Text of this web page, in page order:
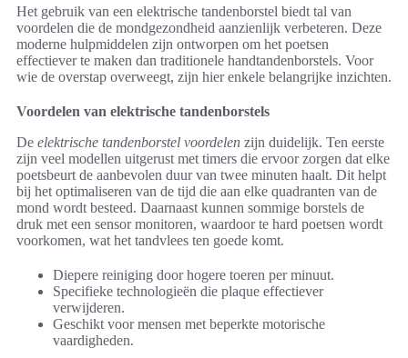
Het gebruik van een elektrische tandenborstel biedt tal van
voordelen die de mondgezondheid aanzienlijk verbeteren. Deze
moderne hulpmiddelen zijn ontworpen om het poetsen
effectiever te maken dan traditionele handtandenborstels. Voor
wie de overstap overweegt, zijn hier enkele belangrijke inzichten.
Voordelen van elektrische tandenborstels
De elektrische tandenborstel voordelen zijn duidelijk. Ten eerste
zijn veel modellen uitgerust met timers die ervoor zorgen dat elke
poetsbeurt de aanbevolen duur van twee minuten haalt. Dit helpt
bij het optimaliseren van de tijd die aan elke quadranten van de
mond wordt besteed. Daarnaast kunnen sommige borstels de
druk met een sensor monitoren, waardoor te hard poetsen wordt
voorkomen, wat het tandvlees ten goede komt.
Diepere reiniging door hogere toeren per minuut.
Specifieke technologieën die plaque effectiever
verwijderen.
Geschikt voor mensen met beperkte motorische
vaardigheden.